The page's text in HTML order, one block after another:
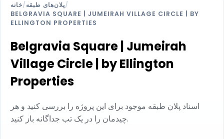
خانه/پلان‌های طبقه/
BELGRAVIA SQUARE | JUMEIRAH VILLAGE CIRCLE | BY
ELLINGTON PROPERTIES
Belgravia Square | Jumeirah
Village Circle | by Ellington
Properties
اسناد پلان طبقه موجود برای این پروژه را بررسی کنید و هر
چیدمان را در یک تب جداگانه باز کنید.